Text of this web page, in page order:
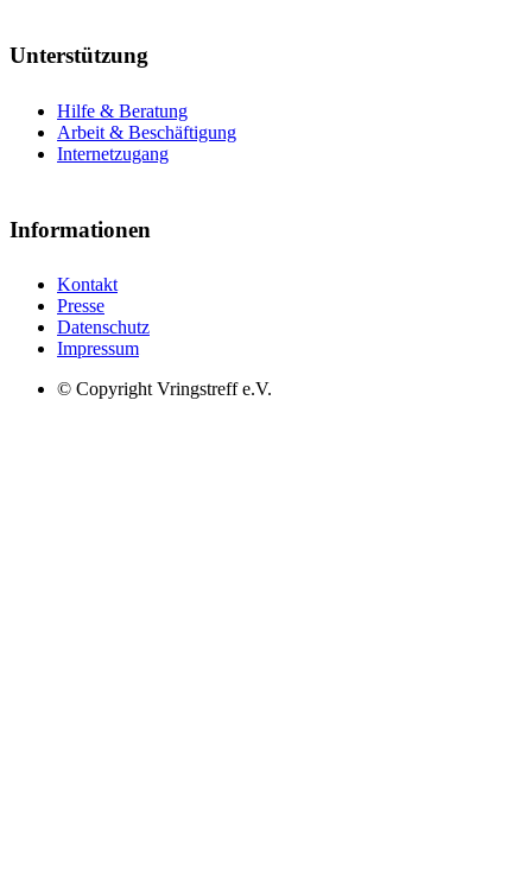
Unterstützung
Hilfe & Beratung
Arbeit & Beschäftigung
Internetzugang
Informationen
Kontakt
Presse
Datenschutz
Impressum
© Copyright Vringstreff e.V.